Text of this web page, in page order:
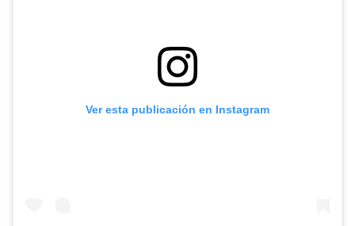
Ver esta publicación en Instagram